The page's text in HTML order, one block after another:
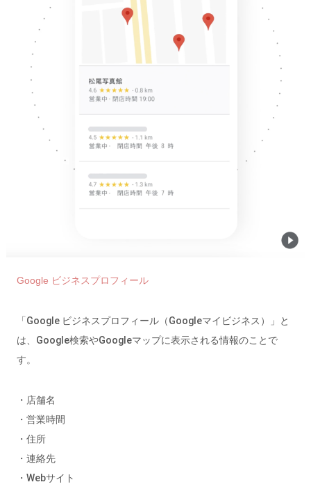
Google ビジネスプロフィール
「Google ビジネスプロフィール（Googleマイビジネス）」と
は、Google検索やGoogleマップに表示される情報のことで
す。
・店舗名
・営業時間
・住所
・連絡先
・Webサイト